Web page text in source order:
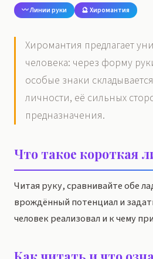
〰️ Линии руки 🔮 Хиромантия
Хиромантия предлагает
человека: через форму
особые знаки
личности, её сильных
предназначения.
Что такое короткая
Читая руку, сравнивайте обе
врождённый потенциал и
человек реализовал и к чему